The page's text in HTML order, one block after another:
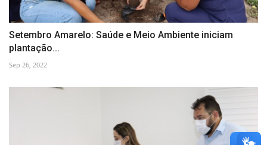
Setembro Amarelo: Saúde e Meio Ambiente iniciam
plantação...
Sep 26, 2022